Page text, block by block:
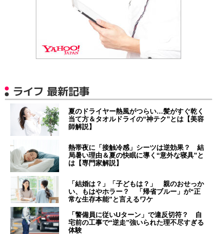
ライフ 最新記事
夏のドライヤー熱風がつらい…髪がすぐ乾く
当て方＆タオルドライの“神テク”とは【美容
師解説】
熱帯夜に「接触冷感」シーツは逆効果？ 結
局暑い理由＆夏の快眠に導く“意外な寝具”と
は【専門家解説】
「結婚は？」「子どもは？」 親のおせっか
い、もはやホラー？ 「帰省ブルー」が“正
常な生存本能”と言えるワケ
「警備員に従いUターン」で違反切符？ 自
宅前の工事で“逆走”強いられた理不尽すぎる
体験